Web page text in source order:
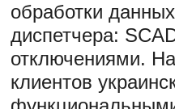
обработки
диспетчера:
отключениями.
клиентов